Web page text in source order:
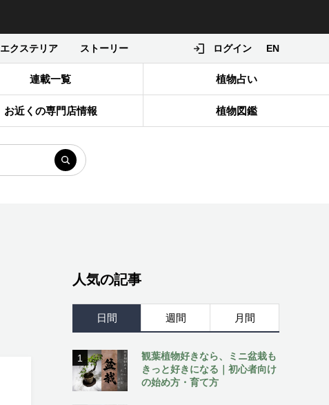
エクステリア ストーリー ログイン EN
連載一覧 植物占い
お近くの専門店情報 植物図鑑
人気の記事
日間 週間 月間
1
観葉植物好きなら、ミニ盆栽も
きっと好きになる｜初心者向け
の始め方・育て方